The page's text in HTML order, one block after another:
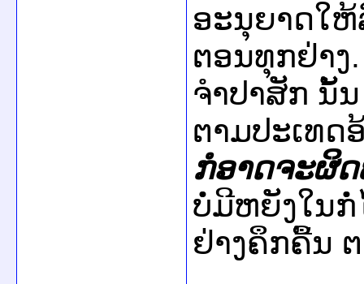
ອະນຸຍາດ​ໃ
ຕອນ​ທຸກ​ຢ່າ
ຈຳປາ​ສັກ ນັ້ນ
ຕາມປະ​ເທ
ກໍ​ອາດ​ຈະ​ຜິດ​
ບໍ່​ມີ​ຫຍັງ​ໃນ​ກໍ່​
ຢ່າງ​ຄຶກຄື້ນ